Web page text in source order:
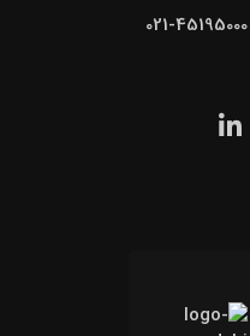
021-45195000